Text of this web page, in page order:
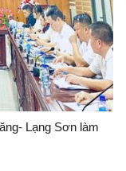
Lạng Sơn làm